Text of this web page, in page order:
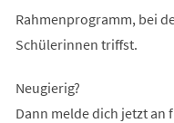
Rahmenprogramm, bei
Schülerinnen triffst.
Neugierig?
Dann melde dich jetzt an